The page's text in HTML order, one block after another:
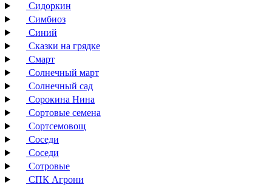
Сидоркин
Симбиоз
Синий
Сказки на грядке
Смарт
Солнечный март
Солнечный сад
Сорокина Нина
Сортовые семена
Сортсемовощ
Соседи
Соседи
Сотровые
СПК Агрони